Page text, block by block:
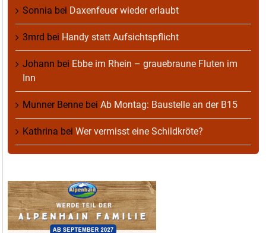
Sonnia bei Daxenfeuer wieder erlaubt
3mrd bei Handy statt Aufsichtspflicht
Johann bei Ebbe im Rhein – grauebraune Fluten im
Inn
Munner Benne bei Ab Montag: Baustelle an der B15
Kathrina bei Wer vermisst eine Schildkröte?